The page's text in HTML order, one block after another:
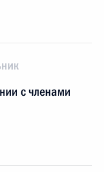
с членами